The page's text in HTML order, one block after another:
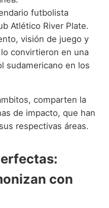
futbolista
Atlético River Plate.
visión de juego y
convirtieron en una
sudamericano en los
comparten la
de impacto, que han
respectivas áreas.
con